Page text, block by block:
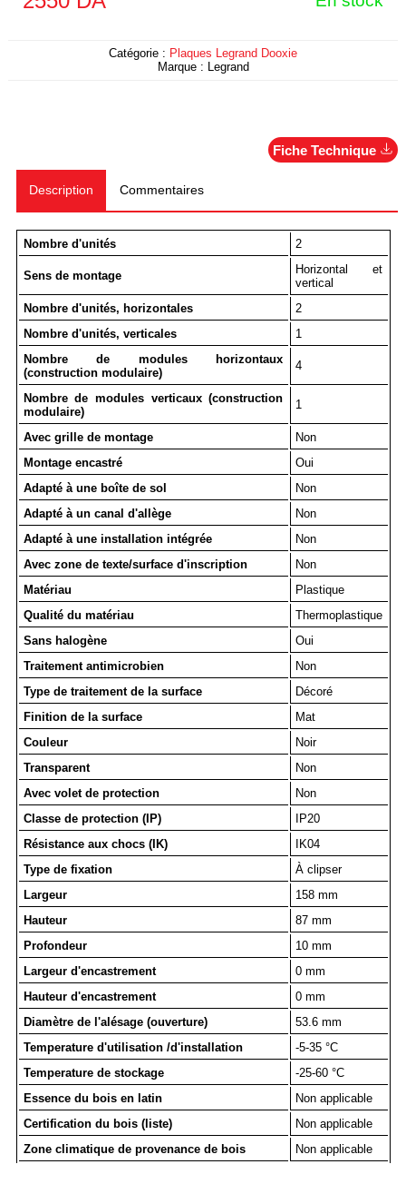
Catégorie : Plaques Legrand Dooxie
Marque : Legrand
Fiche Technique
Description Commentaires
Nombre d'unités 2
Sens de montage
Horizontal et
vertical
Nombre d'unités, horizontales
2
Nombre d'unités, verticales
1
Nombre de modules horizontaux
(construction modulaire)
4
Nombre de modules verticaux (construction
modulaire)
1
Avec grille de montage
Non
Montage encastré
Oui
Adapté à une boîte de sol
Non
Adapté à un canal d'allège
Non
Adapté à une installation intégrée
Non
Avec zone de texte/surface d'inscription
Non
Matériau
Plastique
Qualité du matériau
Thermoplastique
Sans halogène
Oui
Traitement antimicrobien
Non
Type de traitement de la surface
Décoré
Finition de la surface
Mat
Couleur
Noir
Transparent
Non
Avec volet de protection
Non
Classe de protection (IP)
IP20
Résistance aux chocs (IK)
IK04
Type de fixation
À clipser
Largeur
158 mm
Hauteur
87 mm
Profondeur
10 mm
Largeur d'encastrement
0 mm
Hauteur d'encastrement
0 mm
Diamètre de l'alésage (ouverture)
53.6 mm
Temperature d'utilisation /d'installation
-5-35 °C
Temperature de stockage
-25-60 °C
Essence du bois en latin
Non applicable
Certification du bois (liste)
Non applicable
Zone climatique de provenance de bois
Non applicable